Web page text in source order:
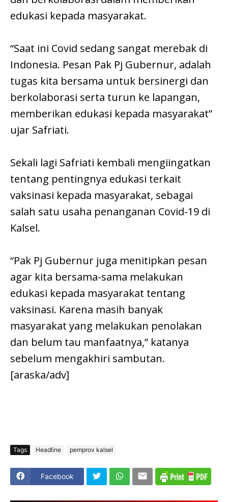
edukasi kepada masyarakat.
“Saat ini Covid sedang sangat merebak di
Indonesia. Pesan Pak Pj Gubernur, adalah
tugas kita bersama untuk bersinergi dan
berkolaborasi serta turun ke lapangan,
memberikan edukasi kepada masyarakat”
ujar Safriati.
Sekali lagi Safriati kembali mengiingatkan
tentang pentingnya edukasi terkait
vaksinasi kepada masyarakat, sebagai
salah satu usaha penanganan Covid-19 di
Kalsel.
“Pak Pj Gubernur juga menitipkan pesan
agar kita bersama-sama melakukan
edukasi kepada masyarakat tentang
vaksinasi. Karena masih banyak
masyarakat yang melakukan penolakan
dan belum tau manfaatnya,” katanya
sebelum mengakhiri sambutan.
[araska/adv]
Tags Headline pemprov kalsel
Facebook